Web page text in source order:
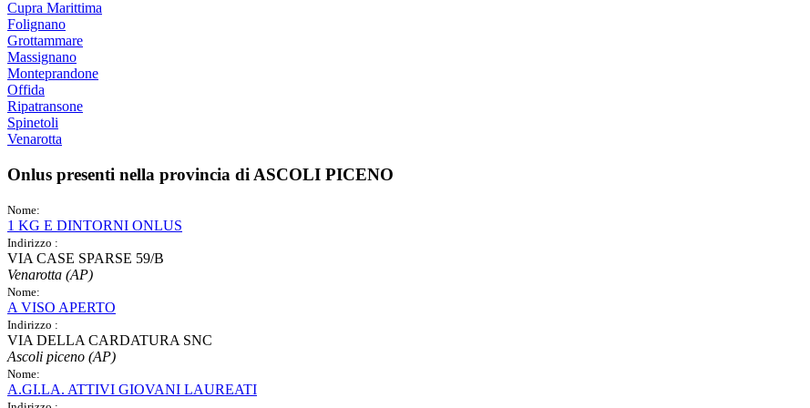
Cupra Marittima
Folignano
Grottammare
Massignano
Monteprandone
Offida
Ripatransone
Spinetoli
Venarotta
Onlus presenti nella provincia di ASCOLI PICENO
Nome:
1 KG E DINTORNI ONLUS
Indirizzo :
VIA CASE SPARSE 59/B
Venarotta (AP)
Nome:
A VISO APERTO
Indirizzo :
VIA DELLA CARDATURA SNC
Ascoli piceno (AP)
Nome:
A.GI.LA. ATTIVI GIOVANI LAUREATI